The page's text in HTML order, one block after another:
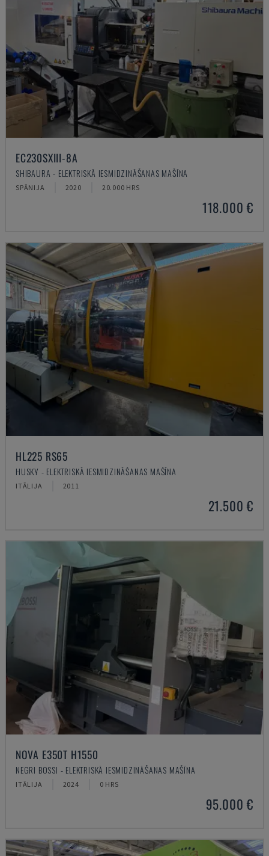
EC230SXIII-8A
SHIBAURA - ELEKTRISKĀ IESMIDZINĀŠANAS MAŠĪNA
SPĀNIJA 2020 20.000 HRS
118.000 €
HL225 RS65
HUSKY - ELEKTRISKĀ IESMIDZINĀŠANAS MAŠĪNA
ITĀLIJA 2011
21.500 €
NOVA E350T H1550
NEGRI BOSSI - ELEKTRISKĀ IESMIDZINĀŠANAS MAŠĪNA
ITĀLIJA 2024 0 HRS
95.000 €